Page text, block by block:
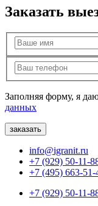
Заказать
Заполняя форму, я
данных
info@igranit.ru
+7 (929) 50-11-
+7 (495) 663-51-
+7 (929) 50-11-